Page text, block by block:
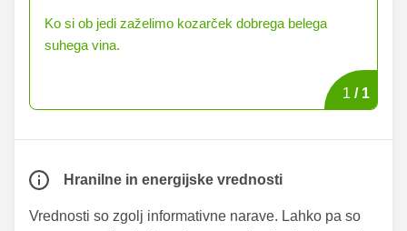
Ko si ob jedi zaželimo kozarček dobrega belega
suhega vina.
1 / 1
Hranilne in energijske vrednosti
Vrednosti so zgolj informativne narave. Lahko pa so